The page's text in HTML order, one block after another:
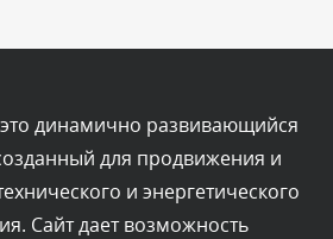
виден после проверки
динамично развивающийся
для продвижения и
и энергетического
Сайт дает возможность